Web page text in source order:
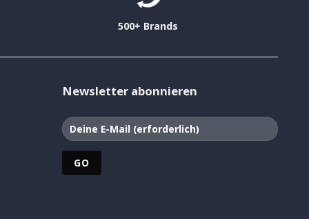
500+ Brands
Newsletter abonnieren